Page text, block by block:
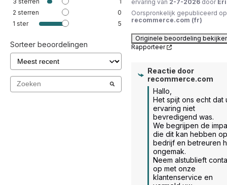
2 sterren
0
1 ster 5
Sorteer beoordelingen
ervaring van 2-7-2026 door
Oorspronkelijk gepubliceerd op
recommerce.com (fr)
Originele beoordeling
Rapporteer
Reactie door
recommerce.com
Hallo,
Het spijt ons echt dat
ervaring niet
bevredigend was.
We begrijpen de
die dit kan hebben
bedrijf en betreuren
ongemak.
Neem alstublieft
op met onze
klantenservice en